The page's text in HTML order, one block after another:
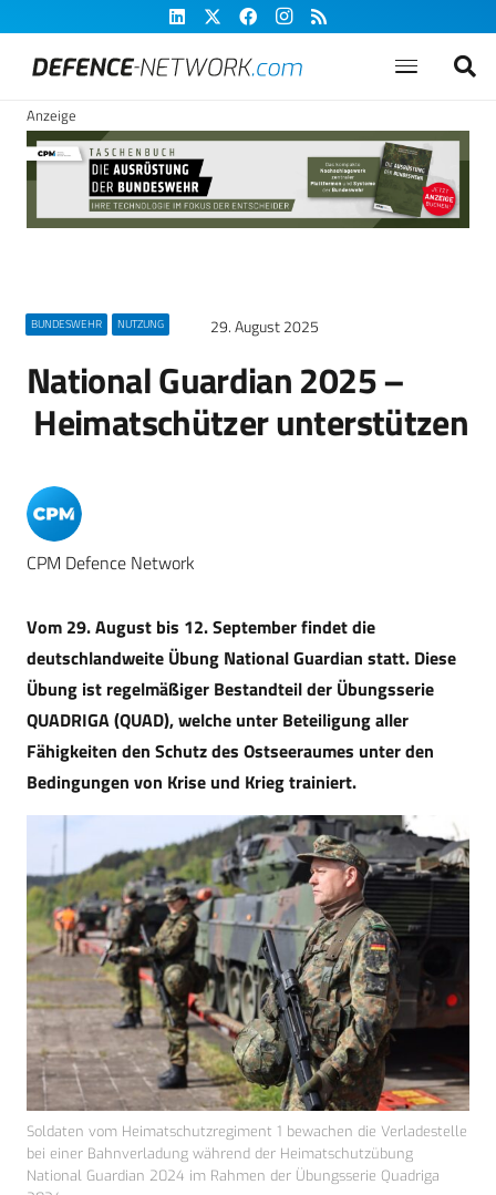
Anzeige
BUNDESWEHR NUTZUNG 29. August 2025
National Guardian 2025 –
Heimatschützer unterstützen
CPM Defence Network
Vom 29. August bis 12. September findet die
deutschlandweite Übung National Guardian statt. Diese
Übung ist regelmäßiger Bestandteil der Übungsserie
QUADRIGA (QUAD), welche unter Beteiligung aller
Fähigkeiten den Schutz des Ostseeraumes unter den
Bedingungen von Krise und Krieg trainiert.
Soldaten vom Heimatschutzregiment 1 bewachen die Verladestelle
bei einer Bahnverladung während der Heimatschutzübung
National Guardian 2024 im Rahmen der Übungsserie Quadriga